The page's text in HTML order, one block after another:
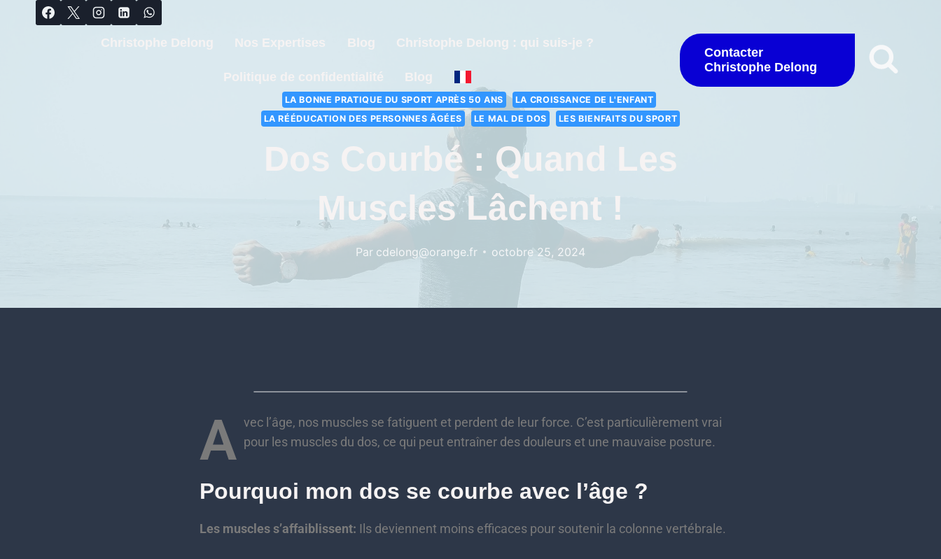
Christophe Delong Nos Expertises Blog Christophe Delong : qui suis-je ?
Politique de confidentialité Blog
Contacter
Christophe Delong
LA BONNE PRATIQUE DU SPORT APRÈS 50 ANS
LA CROISSANCE DE L'ENFANT
LA RÉÉDUCATION DES PERSONNES ÂGÉES
LE MAL DE DOS LES BIENFAITS DU SPORT
Dos Courbé : Quand Les
Muscles Lâchent !
Par cdelong@orange.fr octobre 25, 2024
A vec l’âge, nos muscles se fatiguent et perdent de leur force. C’est particulièrement vrai
pour les muscles du dos, ce qui peut entraîner des douleurs et une mauvaise posture.
Pourquoi mon dos se courbe avec l’âge ?
Les muscles s’affaiblissent: Ils deviennent moins efficaces pour soutenir la colonne vertébrale.